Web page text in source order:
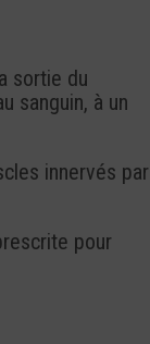
sortie du
sanguin, à un
innervés par
pour